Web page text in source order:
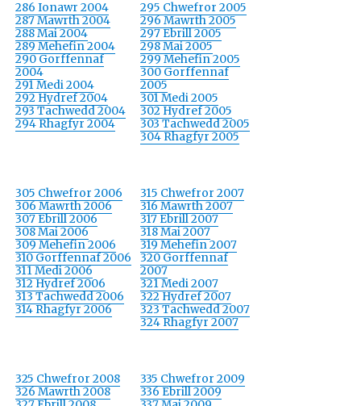
286 Ionawr 2004
287 Mawrth 2004
288 Mai 2004
289 Mehefin 2004
290 Gorffennaf
2004
291 Medi 2004
292 Hydref 2004
293 Tachwedd 2004
294 Rhagfyr 2004
295 Chwefror 2005
296 Mawrth 2005
297 Ebrill 2005
298 Mai 2005
299 Mehefin 2005
300 Gorffennaf
2005
301 Medi 2005
302 Hydref 2005
303 Tachwedd 2005
304 Rhagfyr 2005
305 Chwefror 2006
306 Mawrth 2006
307 Ebrill 2006
308 Mai 2006
309 Mehefin 2006
310 Gorffennaf 2006
311 Medi 2006
312 Hydref 2006
313 Tachwedd 2006
314 Rhagfyr 2006
315 Chwefror 2007
316 Mawrth 2007
317 Ebrill 2007
318 Mai 2007
319 Mehefin 2007
320 Gorffennaf
2007
321 Medi 2007
322 Hydref 2007
323 Tachwedd 2007
324 Rhagfyr 2007
325 Chwefror 2008
326 Mawrth 2008
335 Chwefror 2009
336 Ebrill 2009